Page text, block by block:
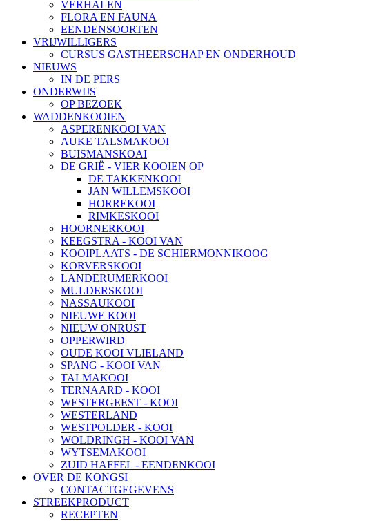
VERHALEN
FLORA EN FAUNA
EENDENSOORTEN
VRIJWILLIGERS
CURSUS GASTHEERSCHAP EN ONDERHOUD
NIEUWS
IN DE PERS
ONDERWIJS
OP BEZOEK
WADDENKOOIEN
ASPERENKOOI VAN
AUKE TALSMAKOOI
BUISMANSKOAI
DE GRIË - VIER KOOIEN OP
DE TAKKENKOOI
JAN WILLEMSKOOI
HORREKOOI
RIMKESKOOI
HOORNERKOOI
KEEGSTRA - KOOI VAN
KOOIPLAATS - DE SCHIERMONNIKOOG
KORVERSKOOI
LANDERUMERKOOI
MULDERSKOOI
NASSAUKOOI
NIEUWE KOOI
NIEUW ONRUST
OPPERWIRD
OUDE KOOI VLIELAND
SPANG - KOOI VAN
TALMAKOOI
TERNAARD - KOOI
WESTERGEEST - KOOI
WESTERLAND
WESTPOLDER - KOOI
WOLDRINGH - KOOI VAN
WYTSEMAKOOI
ZUID HAFFEL - EENDENKOOI
OVER DE KONGSI
CONTACTGEGEVENS
STREEKPRODUCT
RECEPTEN